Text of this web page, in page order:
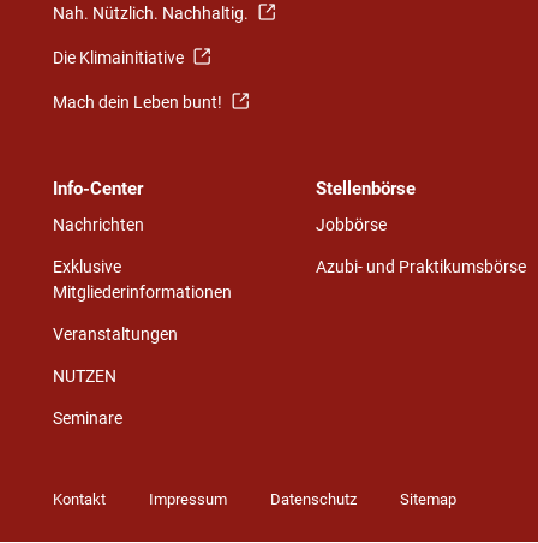
Nah. Nützlich. Nachhaltig.
Die Klimainitiative
Mach dein Leben bunt!
Info-Center
Nachrichten
Exklusive
Mitgliederinformationen
Veranstaltungen
NUTZEN
Seminare
Stellenbörse
Jobbörse
Azubi- und Praktikumsbörse
Kontakt Impressum Datenschutz Sitemap